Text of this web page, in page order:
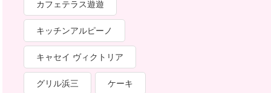
カフェテラス遊遊
キッチンアルピーノ
キャセイ ヴィクトリア
グリル浜三 ケーキ